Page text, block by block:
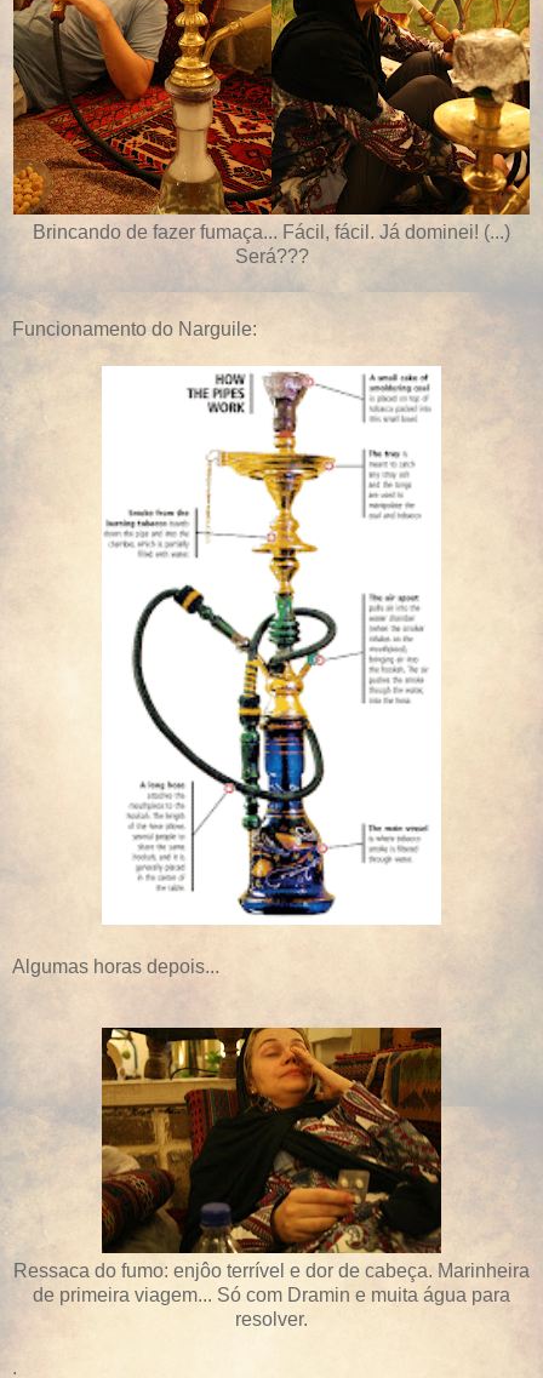
Brincando de fazer fumaça... Fácil, fácil. Já dominei! (...)
Será???
Funcionamento do Narguile:
Algumas horas depois...
Ressaca do fumo: enjôo terrível e dor de cabeça. Marinheira
de primeira viagem... Só com Dramin e muita água para
resolver.
.